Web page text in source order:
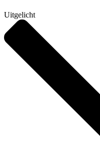
Uitgelicht